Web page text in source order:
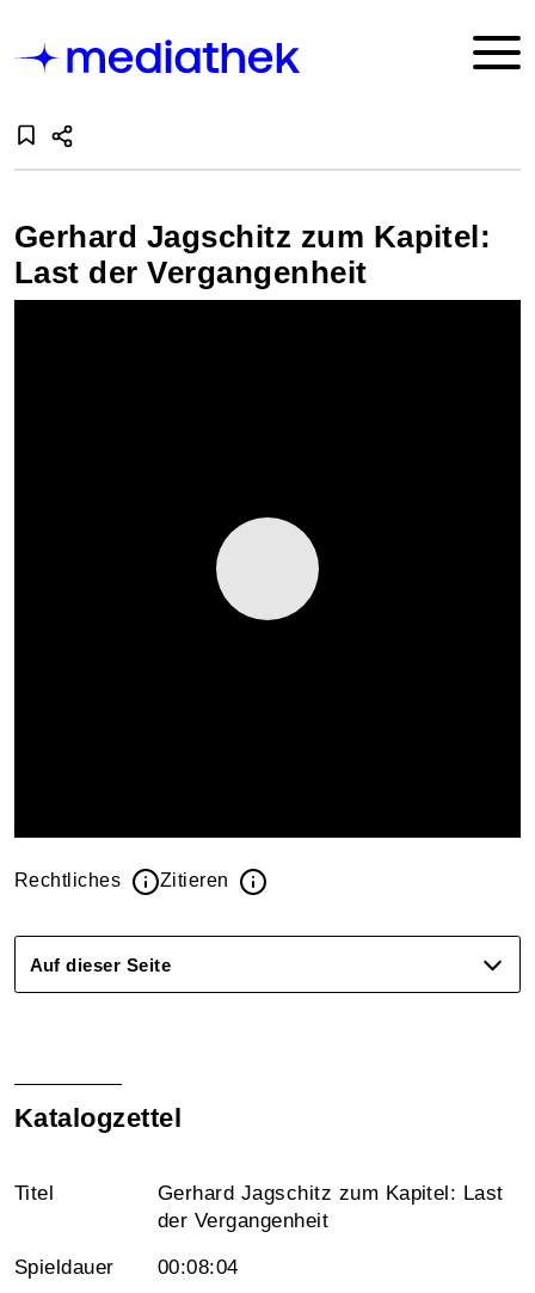
Gerhard Jagschitz zum Kapitel:
Last der Vergangenheit
Rechtliches Zitieren
Auf dieser Seite
Katalogzettel
Titel
Gerhard Jagschitz zum Kapitel: Last
der Vergangenheit
Spieldauer 00:08:04